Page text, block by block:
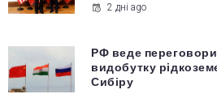
2 дні ago
РФ веде
видобутку
Сибіру